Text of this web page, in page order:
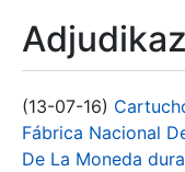
(13-07-16)
Fábrica Nacional
De La Moneda